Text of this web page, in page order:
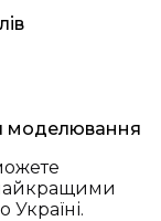
моделювання